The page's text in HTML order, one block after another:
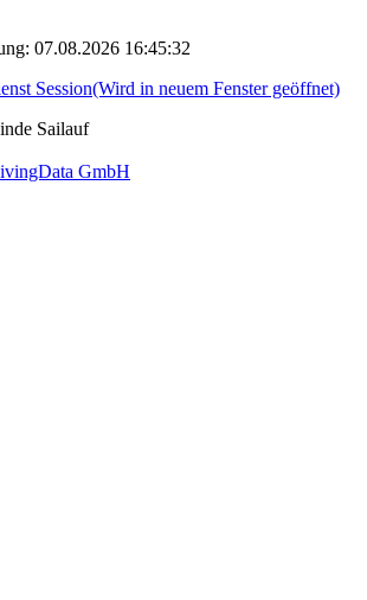
07.08.2026 16:45:32
Session(Wird in neuem Fenster geöffnet)
Sailauf
GmbH